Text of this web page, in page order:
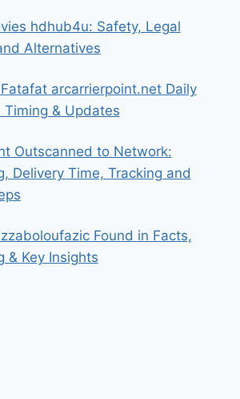
hdhub4u: Safety, Legal
Alternatives
arcarrierpoint.net Daily
Timing & Updates
Outscanned to Network:
Delivery Time, Tracking and
Found in Facts,
& Key Insights